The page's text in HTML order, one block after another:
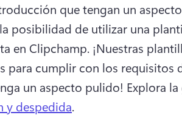
que tengan un
posibilidad de utilizar una
en Clipchamp. ¡Nuestras
para cumplir con los requisitos
un aspecto pulido! Explora
y despedida.